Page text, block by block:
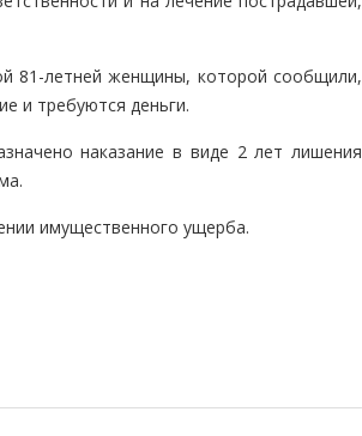
81-летней женщины, которой сообщили,
и требуются деньги.
наказание в виде 2 лет лишения
имущественного ущерба.